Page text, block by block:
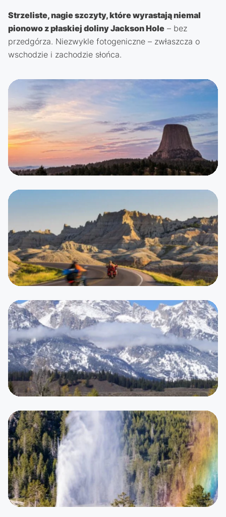
Strzeliste, nagie szczyty, które wyrastają niemal
pionowo z płaskiej doliny Jackson Hole – bez
przedgórza. Niezwykle fotogeniczne – zwłaszcza o
wschodzie i zachodzie słońca.